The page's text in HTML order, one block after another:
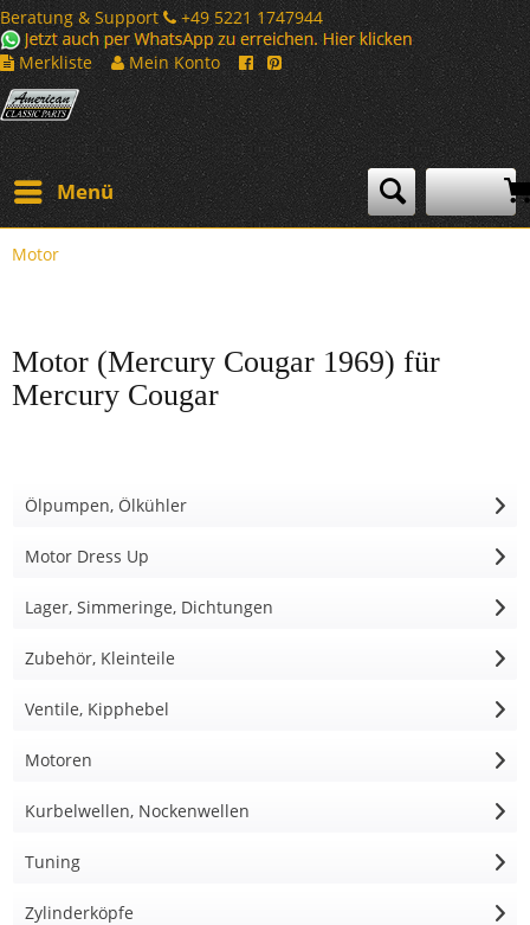
Beratung & Support
+49 5221 1747944
Merkliste
Mein Konto
Menü
Motor
Motor (Mercury Cougar 1969) für
Mercury Cougar
Ölpumpen, Ölkühler
Motor Dress Up
Lager, Simmeringe, Dichtungen
Zubehör, Kleinteile
Ventile, Kipphebel
Motoren
Kurbelwellen, Nockenwellen
Tuning
Zylinderköpfe